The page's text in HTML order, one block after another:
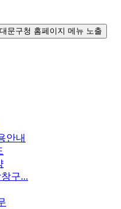
문구청 홈페이지 메뉴 노출
안내
구...